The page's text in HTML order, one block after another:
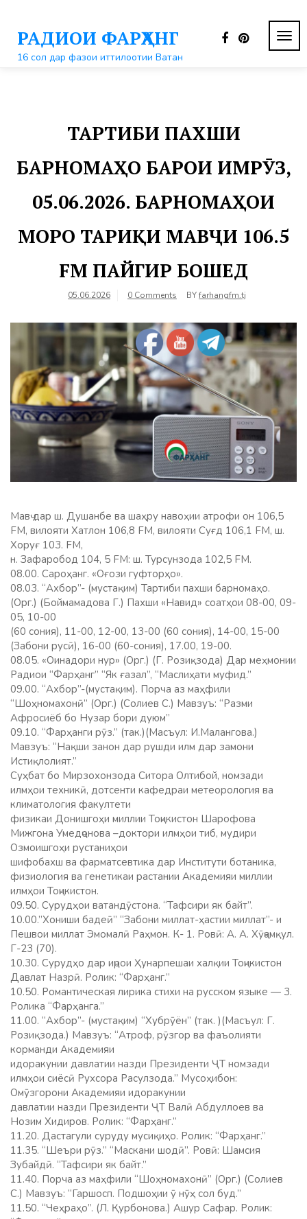
контентуРАДИОИ ФАРҲАНГ
16 сол дар фазои иттилоотии Ватан
ТАРТИБИ ПАХШИ
БАРНОМАҲО БАРОИ ИМРӮЗ,
05.06.2026. БАРНОМАҲОИ
МОРО ТАРИҚИ МАВҶИ 106.5
FM ПАЙГИР БОШЕД
05.06.2026 0 Comments BYfarhangfm.tj
Мавҷ дар ш. Душанбе ва шаҳру навоҳии атрофи он 106,5
FM, вилояти Хатлон 106,8 FM, вилояти Суғд 106,1 FM, ш.
Хоруғ 103. FM,
н. Зафаробод 104, 5 FM: ш. Турсунзода 102,5 FM.
08.00. Сароҳанг. «Оғози гуфторҳо».
08.03. “Ахбор”- (мустақим) Тартиби пахши барномаҳо.
(Орг.) (Боймамадова Г.) Пахши «Навид» соатҳои 08-00, 09-
05, 10-00
(60 сония), 11-00, 12-00, 13-00 (60 сония), 14-00, 15-00
(Забони русӣ), 16-00 (60-сония), 17.00, 19-00.
08.05. «Оинадори нур» (Орг.) (Г. Розиқзода) Дар меҳмонии
Радиои “Фарҳанг” “Як ғазал”, “Маслиҳати муфид.”
09.00. “Ахбор”-(мустақим). Порча аз маҳфили
“Шоҳномахонӣ” (Орг.) (Солиев С.) Мавзуъ: “Разми
Афросиёб бо Нузар бори дуюм”
09.10. “Фарҳанги рӯз.” (так.)(Масъул: И.Малангова.)
Мавзуъ: “Нақши занон дар рушди илм дар замони
Истиқлолият.”
Суҳбат бо Мирзохонзода Ситора Олтибой, номзади
илмҳои техникӣ, дотсенти кафедраи метеорология ва
климатология факултети
физикаи Донишгоҳи миллии Тоҷикистон Шарофова
Мижгона Умедҷонова –доктори илмҳои тиб, мудири
Озмоишгоҳи рустаниҳои
шифобахш ва фарматсевтика дар Институти ботаника,
физиология ва генетикаи растании Академияи миллии
илмҳои Тоҷикистон.
09.50. Сурудҳои ватандӯстона. “Тафсири як байт”.
10.00.”Хониши бадеӣ” “Забони миллат-ҳастии миллат”- и
Пешвои миллат Эмомалӣ Раҳмон. К- 1. Ровӣ: А. А. Хӯҷамқул.
Г-23 (70).
10.30. Сурудҳо дар иҷрои Ҳунарпешаи халқии Тоҷикистон
Давлат Назрӣ. Ролик: “Фарҳанг.”
10.50. Романтическая лирика стихи на русском языке — 3.
Ролика “Фарҳанга.”
11.00. “Ахбор”- (мустақим) “Хубрӯён” (так. )(Масъул: Г.
Розиқзода.) Мавзуъ: “Атроф, рӯзгор ва фаъолияти
корманди Академияи
идоракунии давлатии назди Президенти ҶТ номзади
илмҳои сиёсӣ Рухсора Расулзода.” Мусоҳибон:
Омӯзгорони Академияи идоракунии
давлатии назди Президенти ҶТ Валӣ Абдуллоев ва
Нозим Хидиров. Ролик: “Фарҳанг.”
11.20. Дастагули суруду мусиқиҳо. Ролик: “Фарҳанг.”
11.35. “Шеъри рӯз.” “Маскани шодӣ”. Ровӣ: Шамсия
Зубайдӣ. “Тафсири як байт.”
11.40. Порча аз маҳфили “Шоҳномахонӣ” (Орг.) (Солиев
С.) Мавзуъ: “Гаршосп. Подшоҳии ӯ нӯҳ сол буд.”
11.50. “Чеҳраҳо”. (Л. Қурбонова.) Ашур Сафар. Ролик: